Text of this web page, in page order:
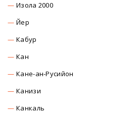
Изола 2000
Йер
Кабур
Кан
Кане-ан-Русийон
Канизи
Канкаль